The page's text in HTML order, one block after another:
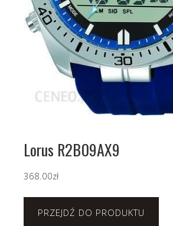
Lorus R2B09AX9
368.00zł
PRZEJDŹ DO PRODUKTU